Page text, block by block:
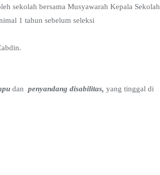
sekolah bersama Musyawarah Kepala Sekolah
1 tahun sebelum seleksi
dan penyandang disabilitas, yang tinggal di